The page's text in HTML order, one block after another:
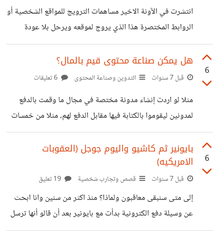
فكرت لماذا لا يتم اعادة احياء تلك المواقع واعادتها بمحتواها من
جديد تحت ادارة جديدة لاشخاص اخرين؟ الن يكون هذا مفيدا
انتشرت في الآونة الاخير مساهمات الترويج للمواقع الشخصية أو
الروابط المختصرة هذا الذي يروج لموقعه ويرحل بلا عودة
https://io.hsoub.com/go/95094 والذي يريد إنقاذنا
برابط موقع الاختصار الذي اكتشفه ويعطينا روابطه المختصرة
وغالبا أيضا يرحل بلا عودة
لنا وسائل التواصل معه ويذهب
https://io.hsoub.com/go/95033 كل ما ذكر اعلاه نماذج
لمخالفات ومساهمات غير مرغوب فيها ولا يمر يوم بدون ان نرى
مثلها. ما الحل برأيك للحد من هذه المساهمات؟ برأيي أغلبهم
يبحث في غوغل فيصل لحسوب فيقول لنفسه ياللهول
6
هل يمكن صناعة محتوى قيم بالمال؟
قبل 7 سنوات التدوين وصناعة المحتوى
مثلا لو اردت إنشاء مدونة مختصة في مجال ما وقمت بالدفع
لمدونين ليقوموا بالكتابة فيها مقابل الدفع لهم، مثلا من خمسات
أو مستقل، هل تعتقد أني سأستطيع الحصول على محتوى ينافس
مدونات يكتب فيها أصحابها المختصون في مجالهم عن المجال،
أم أني سأحصل على محتوى تجاري لا قيمة فعلية له مثل اغلب
محتويات موقع موضوع الذي يهتم بالكمية ومحاولة احتواء كل
شيء حتى لو كانت القيمة شبه معدومة، كيف يتم تسعير
المقالات هل ترى أن الدفع مقابل عدد كلمات هي
6
بايونير ثم كاشيو واليوم جوجل (العقوبات
الامريكيه)
قبل 7 سنوات قصص وتجارب شخصية
إلى متى سنبقى معاقبون ولماذا؟ منذ اكثر من سنين وانا ابحث
عن وسيلة دفع الكترونية بدأت مع بايونير بعد أن قالو أنها ترسل
لك بطاقة فيزا كما يمكنني شحن الرصيد بسهولة بسبب توافر